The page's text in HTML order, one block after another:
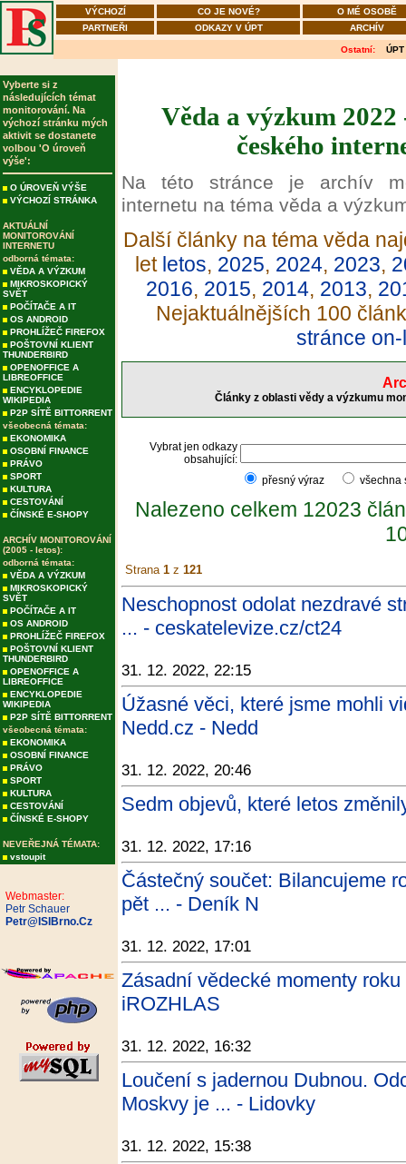
VÝCHOZÍ CO JE NOVÉ?
O MÉ OSOBĚ
PARTNEŘI
ODKAZY V ÚPT ARCHÍV
Ostatní: ÚPT
Vyberte si z
následujících témat
monitorování. Na
výchozí stránku mých
aktivit se dostanete
volbou 'O úroveň
výše':
O ÚROVEŇ VÝŠE
VÝCHOZÍ STRÁNKA
AKTUÁLNÍ
MONITOROVÁNÍ
INTERNETU
odborná témata:
VĚDA A VÝZKUM
MIKROSKOPICKÝ
SVĚT
POČÍTAČE A IT
OS ANDROID
PROHLÍŽEČ FIREFOX
POŠTOVNÍ KLIENT
THUNDERBIRD
OPENOFFICE A
LIBREOFFICE
ENCYKLOPEDIE
WIKIPEDIA
P2P SÍTĚ BITTORRENT
všeobecná témata:
EKONOMIKA
OSOBNÍ FINANCE
PRÁVO
SPORT
KULTURA
CESTOVÁNÍ
ČÍNSKÉ E-SHOPY
ARCHÍV MONITOROVÁNÍ
(2005 - letos):
odborná témata:
VĚDA A VÝZKUM
MIKROSKOPICKÝ
SVĚT
POČÍTAČE A IT
OS ANDROID
PROHLÍŽEČ FIREFOX
POŠTOVNÍ KLIENT
THUNDERBIRD
OPENOFFICE A
LIBREOFFICE
ENCYKLOPEDIE
WIKIPEDIA
P2P SÍTĚ BITTORRENT
všeobecná témata:
EKONOMIKA
OSOBNÍ FINANCE
PRÁVO
SPORT
KULTURA
CESTOVÁNÍ
ČÍNSKÉ E-SHOPY
NEVEŘEJNÁ TÉMATA:
vstoupit
Webmaster:
Petr Schauer
Petr@ISIBrno.Cz
Věda a výzkum
českého
Na této stránce je archív
internetu na téma věda a
Další články na téma věda
let letos, 2025, 2024, 2023,
2016, 2015, 2014, 2013,
Nejaktuálnějších 100
stránce
Články z oblasti vědy a výzkumu
Vybrat jen odkazy
obsahující:
přesný výraz
Nalezeno celkem 12023
Strana 1 z 121
Neschopnost odolat nezdravé
... - ceskatelevize.cz/ct24
31. 12. 2022, 22:15
Úžasné věci, které jsme mohli
Nedd.cz - Nedd
31. 12. 2022, 20:46
Sedm objevů, které letos
31. 12. 2022, 17:16
Částečný součet: Bilancujeme
pět ... - Deník N
31. 12. 2022, 17:01
Zásadní vědecké momenty
iROZHLAS
31. 12. 2022, 16:32
Loučení s jadernou Dubnou.
Moskvy je ... - Lidovky
31. 12. 2022, 15:38